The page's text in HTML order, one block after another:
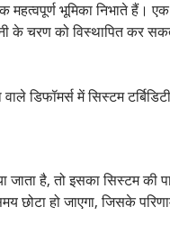
भूमिका निभाते हैं।
के चरण को विस्थापित कर
में सिस्टम
है, तो इसका सिस्टम की
हो जाएगा, जिसके